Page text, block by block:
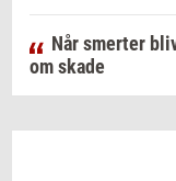
Når smerter
om skade